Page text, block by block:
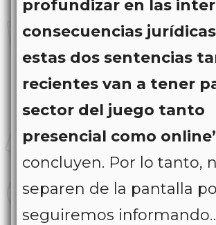
profundizar en las
consecuencias
estas dos sentencias
recientes van a tener
sector del juego tanto
presencial como
concluyen. Por lo tanto,
separen de la pantalla
seguiremos